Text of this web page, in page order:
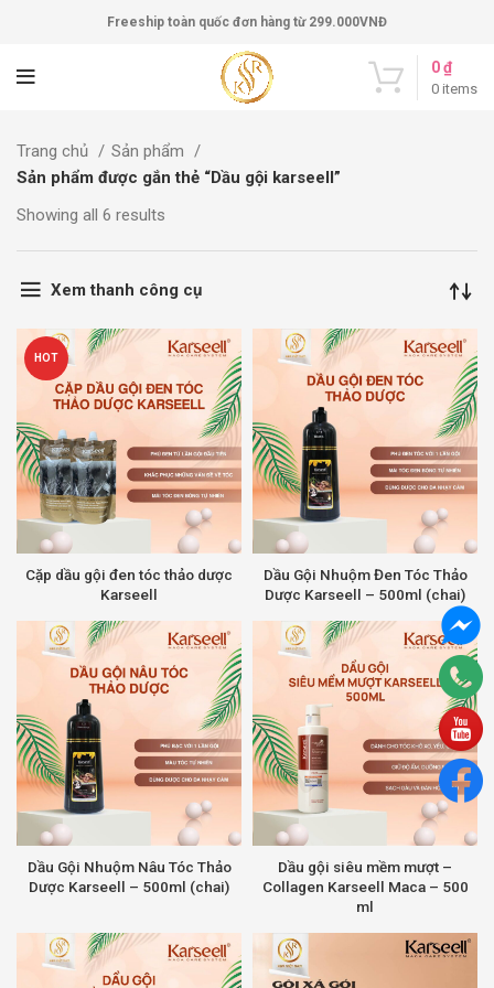
Freeship toàn quốc đơn hàng từ 299.000VNĐ
0 items
0₫
Trang chủ
Sản phẩm
Sản phẩm được gắn thẻ “Dầu gội karseell”
Showing all 6 results
Xem thanh công cụ
HOT
Cặp dầu gội đen tóc thảo dược
Karseell
Dầu Gội Nhuộm Đen Tóc Thảo
Dược Karseell – 500ml (chai)
Dầu Gội Nhuộm Nâu Tóc Thảo
Dược Karseell – 500ml (chai)
Dầu gội siêu mềm mượt –
Collagen Karseell Maca – 500
ml